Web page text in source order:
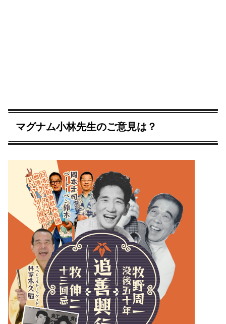
マグナム小林先生のご意見は？